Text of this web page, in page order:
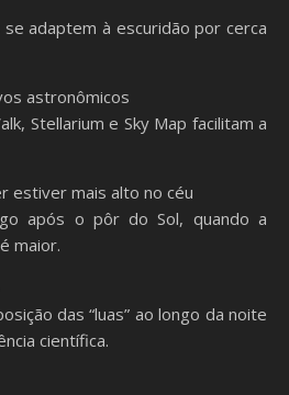
adaptem à escuridão por cerca
astronômicos
Stellarium e Sky Map facilitam a
estiver mais alto no céu
após o pôr do Sol, quando a
maior.
das “luas” ao longo da noite
científica.